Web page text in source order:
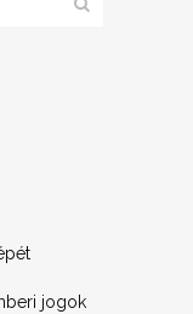
jogok